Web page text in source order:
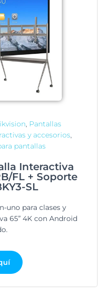
Pantallas
y accesorios,
pantallas
Interactiva
FL + Soporte
SL
uno para clases y
65” 4K con Android